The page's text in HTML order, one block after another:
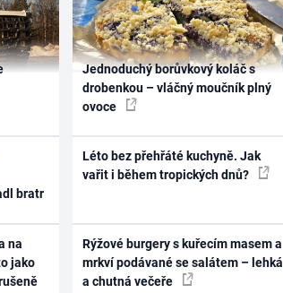
bratr
na
jako
Jednoduchý borůvkový koláč s
drobenkou – vláčný moučník plný
ovoce
Léto bez přehřáté kuchyně. Jak
vařit i během tropických dnů?
Rýžové burgery s kuřecím masem a
mrkví podávané se salátem – lehká
a chutná večeře